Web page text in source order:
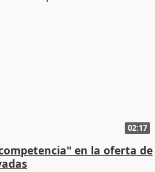
02:17
en la oferta de